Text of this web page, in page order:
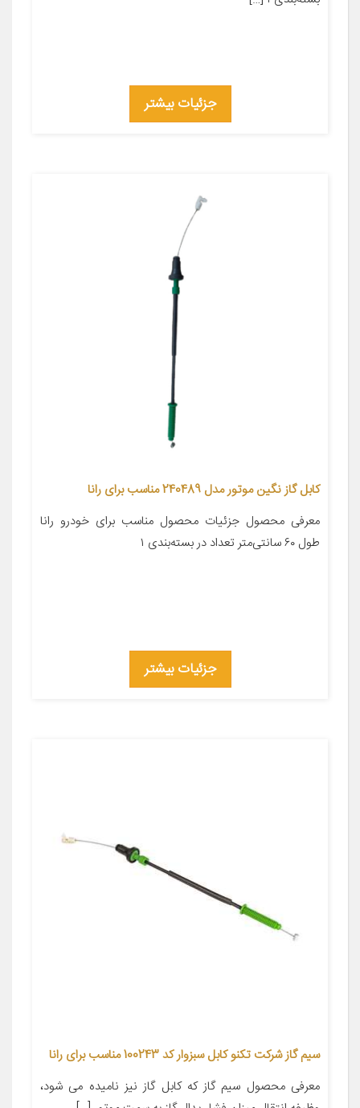
جزئیات بیشتر
کابل گاز نگین موتور مدل 240489 مناسب برای رانا
معرفی محصول جزئیات محصول مناسب برای خودرو رانا
طول ۶۰ سانتی‌متر تعداد در بسته‌بندی ۱
جزئیات بیشتر
سیم گاز شرکت تکنو کابل سبزوار کد 100243 مناسب برای رانا
معرفی محصول سیم گاز که کابل گاز نیز نامیده می شود،